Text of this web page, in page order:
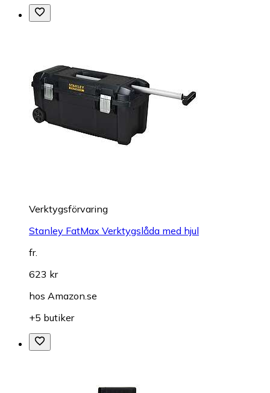
Verktygsförvaring
Stanley FatMax Verktygslåda med hjul
fr.
623 kr
hos Amazon.se
+5 butiker